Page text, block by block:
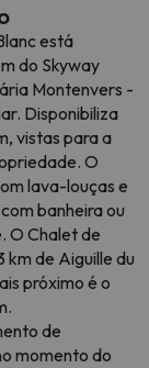
está
do Skyway
Montenvers -
Disponibiliza
vistas para a
O
lava-louças e
banheira ou
O Chalet de
km de Aiguille du
próximo é o
de
momento do